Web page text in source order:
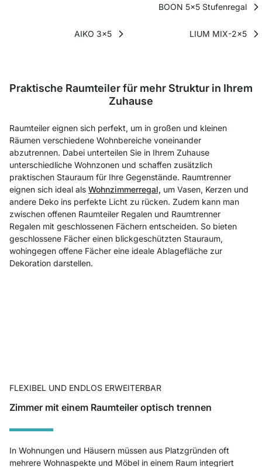
BOON 5x5 Stufenregal
AIKO 3x5 LIUM MIX-2x5
Praktische Raumteiler für mehr Struktur in Ihrem
Zuhause
Raumteiler eignen sich perfekt, um in großen und kleinen
Räumen verschiedene Wohnbereiche voneinander
abzutrennen. Dabei unterteilen Sie in Ihrem Zuhause
unterschiedliche Wohnzonen und schaffen zusätzlich
praktischen Stauraum für Ihre Gegenstände. Raumtrenner
eignen sich ideal als Wohnzimmerregal, um Vasen, Kerzen und
andere Deko ins perfekte Licht zu rücken. Zudem kann man
zwischen offenen Raumteiler Regalen und Raumtrenner
Regalen mit geschlossenen Fächern entscheiden. So bieten
geschlossene Fächer einen blickgeschützten Stauraum,
wohingegen offene Fächer eine ideale Ablagefläche zur
Dekoration darstellen.
FLEXIBEL UND ENDLOS ERWEITERBAR
Zimmer mit einem Raumteiler optisch trennen
In Wohnungen und Häusern müssen aus Platzgründen oft
mehrere Wohnaspekte und Möbel in einem Raum integriert